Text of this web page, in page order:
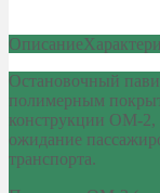
Описание
Остановочный
полимерным
конструкции ОМ-2,
ожидание
транспорта.